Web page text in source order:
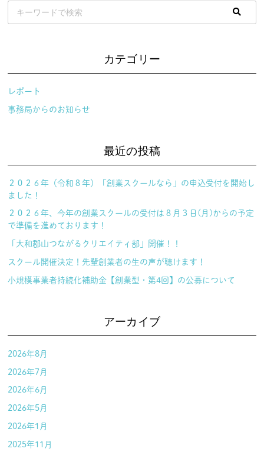
カテゴリー
レポート
事務局からのお知らせ
最近の投稿
２０２６年（令和８年）「創業スクールなら」の申込受付を開始し
ました！
２０２６年、今年の創業スクールの受付は８月３日(月)からの予定
で準備を進めております！
「大和郡山つながるクリエイティ部」開催！！
スクール開催決定！先輩創業者の生の声が聴けます！
小規模事業者持続化補助金【創業型・第4回】の公募について
アーカイブ
2026年8月
2026年7月
2026年6月
2026年5月
2026年1月
2025年11月